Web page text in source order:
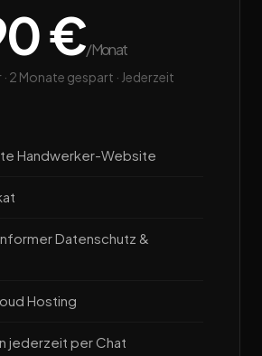
€/Monat
2 Monate gespart · Jederzeit
Handwerker-Website
Datenschutz &
Hosting
jederzeit per Chat